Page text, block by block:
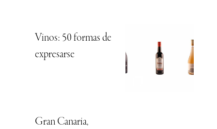
Vinos: 50 formas de
expresarse
Gran Canaria,